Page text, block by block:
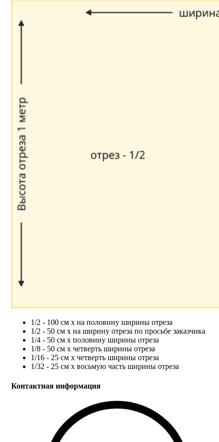
1/2 - 100 см х на половину ширины отреза
1/2 - 50 см х на ширину отреза по просьбе заказчика
1/4 - 50 см х половину ширины отреза
1/8 - 50 см х четверть ширины отреза
1/16 - 25 см х четверть ширины отреза
1/32 - 25 см х восьмую часть ширины отреза
Контактная информация